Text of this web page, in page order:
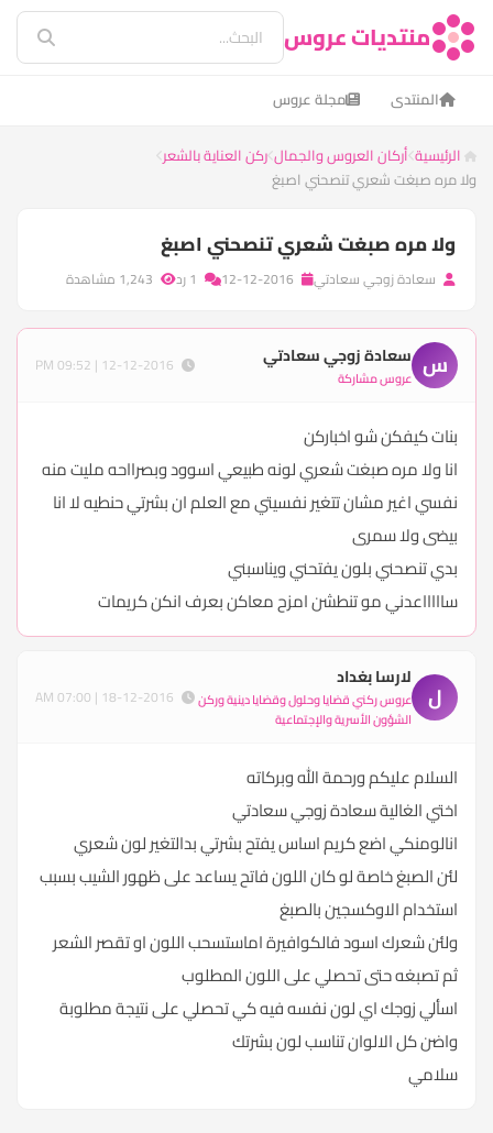
منتديات عروس
المنتدى مجلة عروس
الرئيسية أركان العروس والجمال ركن العناية بالشعر
ولا مره صبغت شعري تنصحني اصبغ
ولا مره صبغت شعري تنصحني اصبغ
سعادة زوجي سعادتي
س سعادة زوجي سعادتي
عروس مشاركة
بنات كيفكن شو اخباركن
انا ولا مره صبغت شعري لونه طبيعي اسوود وبصرااحه مليت منه
نفسي اغير مشان تتغير نفسيتي مع العلم ان بشرتي حنطيه لا انا
بيضى ولا سمرى
بدي تنصحني بلون يفتحني ويناسبني
ساااااعدني مو تنطشن امزح معاكن بعرف انكن كريمات
ل
لارسا بغداد
عروس ركني قضايا وحلول وقضايا دينية وركن
الشؤون الأسرية والإجتماعية
السلام عليكم ورحمة الله وبركاته
اختي الغالية سعادة زوجي سعادتي
انالومنكي اضع كريم اساس يفتح بشرتي بدالتغير لون شعري
لئن الصبغ خاصة لو كان اللون فاتح يساعد على ظهور الشيب بسبب
استخدام الاوكسجين بالصبغ
ولئن شعرك اسود فالكوافيرة اماستسحب اللون او تقصر الشعر
ثم تصبغه حتى تحصلي على اللون المطلوب
اسألي زوجك اي لون نفسه فيه كي تحصلي على نتيجة مطلوبة
واضن كل الالوان تناسب لون بشرتك
سلامي